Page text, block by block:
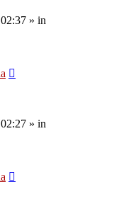
» in
» in